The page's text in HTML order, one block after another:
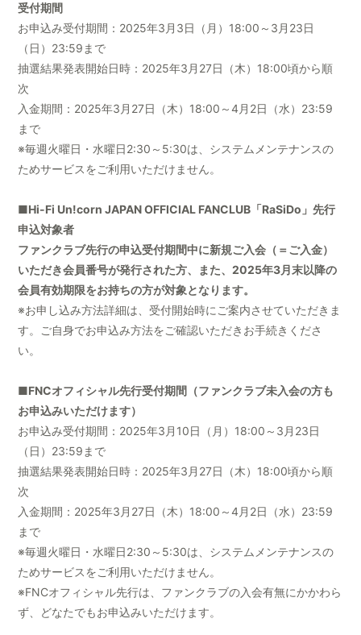
受付期間
お申込み受付期間：2025年3月3日（月）18:00～3月23日
（日）23:59まで
抽選結果発表開始日時：2025年3月27日（木）18:00頃から順
次
入金期間：2025年3月27日（木）18:00～4月2日（水）23:59
まで
※毎週火曜日・水曜日2:30～5:30は、システムメンテナンスの
ためサービスをご利用いただけません。
■Hi-Fi Un!corn JAPAN OFFICIAL FANCLUB「RaSiDo」先行
申込対象者
ファンクラブ先行の申込受付期間中に新規ご入会（＝ご入金）
いただき会員番号が発行された方、また、2025年3月末以降の
会員有効期限をお持ちの方が対象となります。
※お申し込み方法詳細は、受付開始時にご案内させていただきま
す。ご自身でお申込み方法をご確認いただきお手続きくださ
い。
■FNCオフィシャル先行受付期間（ファンクラブ未入会の方も
お申込みいただけます）
お申込み受付期間：2025年3月10日（月）18:00～3月23日
（日）23:59まで
抽選結果発表開始日時：2025年3月27日（木）18:00頃から順
次
入金期間：2025年3月27日（木）18:00～4月2日（水）23:59
まで
※毎週火曜日・水曜日2:30～5:30は、システムメンテナンスの
ためサービスをご利用いただけません。
※FNCオフィシャル先行は、ファンクラブの入会有無にかかわら
ず、どなたでもお申込みいただけます。